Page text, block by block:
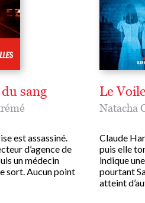
sang
est assassiné.
d’agence de
un médecin
sort. Aucun point
Le
Natacha
Claude
puis elle
indique
pourtant
atteint